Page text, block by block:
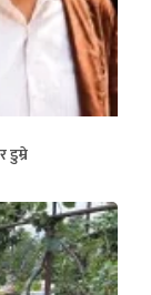
डुम्रे